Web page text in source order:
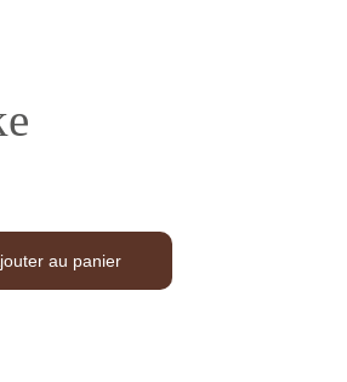
au panier